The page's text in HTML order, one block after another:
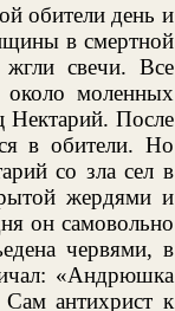
обители день и
в смертной
жгли свечи. Все
моленных
Нектарий. После
в обители. Но
со зла сел в
жердями и
он самовольно
червями, в
«Андрюшка
антихрист к